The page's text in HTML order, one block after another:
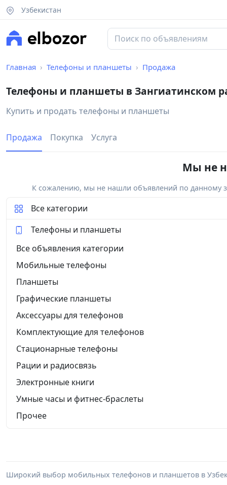
Узбекистан
Главная Телефоны и планшеты Продажа
Телефоны и планшеты в Зангиатинском
Купить и продать телефоны и планшеты
Продажа Покупка Услуга
Мы не
К сожалению, мы не нашли объявлений по данному
Все категории
Телефоны и планшеты
Все объявления категории
Мобильные телефоны
Планшеты
Графические планшеты
Аксессуары для телефонов
Комплектующие для телефонов
Стационарные телефоны
Рации и радиосвязь
Электронные книги
Умные часы и фитнес-браслеты
Прочее
Широкий выбор мобильных телефонов и планшетов в